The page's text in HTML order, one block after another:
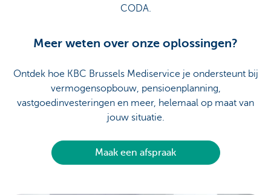
CODA.
Meer weten over onze oplossingen?
Ontdek hoe KBC Brussels Mediservice je ondersteunt bij
vermogensopbouw, pensioenplanning,
vastgoedinvesteringen en meer, helemaal op maat van
jouw situatie.
Maak een afspraak